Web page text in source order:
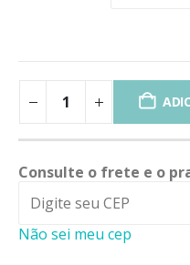
Consulte o frete e o
Não sei meu cep